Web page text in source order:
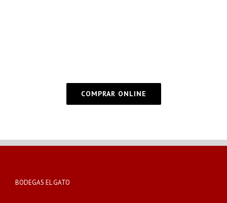
COMPRAR ONLINE
BODEGAS EL GATO